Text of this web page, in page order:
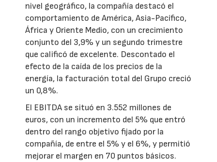
nivel geográfico, la compañía destacó el
comportamiento de América, Asia-Pacífico,
África y Oriente Medio, con un crecimiento
conjunto del 3,9% y un segundo trimestre
que calificó de excelente. Descontado el
efecto de la caída de los precios de la
energía, la facturación total del Grupo creció
un 0,8%.
El EBITDA se situó en 3.552 millones de
euros, con un incremento del 5% que entró
dentro del rango objetivo fijado por la
compañía, de entre el 5% y el 6%, y permitió
mejorar el margen en 70 puntos básicos.